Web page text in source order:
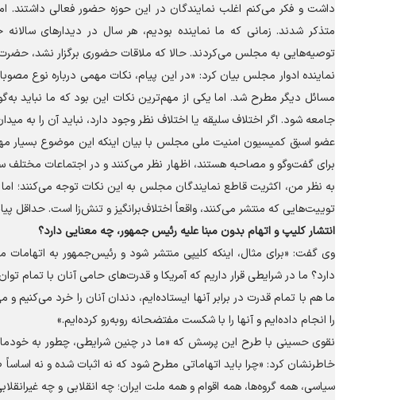
داشت و فکر می‌کنم اغلب نمایندگان در این حوزه حضور فعالی داشتند.
متذکر شدند. زمانی که ما نماینده بودیم، هر سال در دیدار‌های
توصیه‌هایی به مجلس می‌کردند. حالا که ملاقات حضوری برگزار نشد،
نماینده ادوار مجلس بیان کرد: «در این پیام، نکات مهمی درباره نوع
مسائل دیگر مطرح شد. اما یکی از مهم‌ترین نکات این بود که ما نباید
جامعه شود. اگر اختلاف سلیقه یا اختلاف نظر وجود دارد، نباید آن را به
عضو اسبق کمیسیون امنیت ملی مجلس با بیان اینکه این موضوع بسیار
برای گفت‌و‌گو و مصاحبه هستند، اظهار نظر می‌کنند و در اجتماعات مختلف
به نظر من، اکثریت قاطع نمایندگان مجلس به این نکات توجه می‌کنند؛
توییت‌هایی که منتشر می‌کنند، واقعاً اختلاف‌برانگیز و تنش‌زا است.
انتشار کلیپ و اتهام بدون مبنا علیه رئیس جمهور، چه معنایی دارد؟
وی گفت: «برای مثال، اینکه کلیپی منتشر شود و رئیس‌جمهور به
دارد؟ ما در شرایطی قرار داریم که آمریکا و قدرت‌های حامی آنان با تمام
ما هم با تمام قدرت در برابر آنها ایستاده‌ایم، دندان آنان را خرد می‌کنیم
را انجام داده‌ایم و آنها را با شکست مفتضحانه روبه‌رو کرده‌ایم.»
نقوی حسینی با طرح این پرسش که «ما در چنین شرایطی، چطور به
خاطرنشان کرد: «چرا باید اتهاماتی مطرح شود که نه اثبات شده و نه
سیاسی، همه گروه‌ها، همه اقوام و همه ملت ایران؛ چه انقلابی و چه